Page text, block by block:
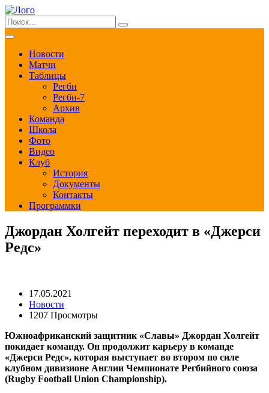
Новости
Матчи
Таблицы
Регби
Регби-7
Архив
Команда
Школа
Фото
Видео
Клуб
История
Документы
Контакты
Программки
Джордан Холгейт переходит в «Джерси
Редс»
17.05.2021
Новости
1207 Просмотры
Южноафриканский защитник «Славы» Джордан Холгейт
покидает команду. Он продолжит карьеру в команде
«Джерси Редс», которая выступает во втором по силе
клубном дивизионе Англии Чемпионате Регбийного союза
(Rugby Football Union Championship).